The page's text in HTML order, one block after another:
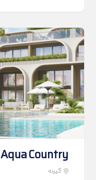
Aqua Country
گیرنه